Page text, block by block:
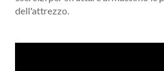
dell'attrezzo.